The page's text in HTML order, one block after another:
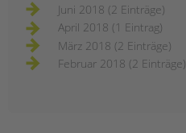
Juni 2018 (2 Einträge)
April 2018 (1 Eintrag)
März 2018 (2 Einträge)
Februar 2018 (2 Einträge)